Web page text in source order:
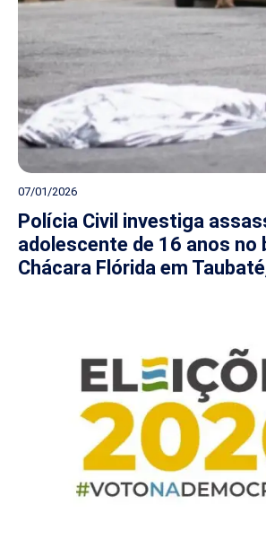
07/01/2026
Polícia Civil investiga
adolescente de 16 anos no
Chácara Flórida em